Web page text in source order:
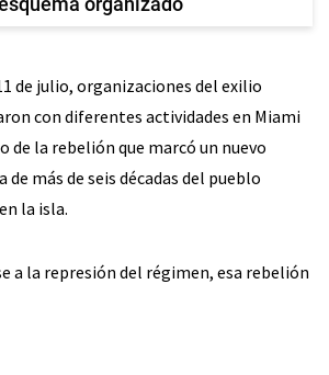
de julio, organizaciones del exilio
con diferentes actividades en Miami
de la rebelión que marcó un nuevo
más de seis décadas del pueblo
la isla.
a la represión del régimen, esa rebelión